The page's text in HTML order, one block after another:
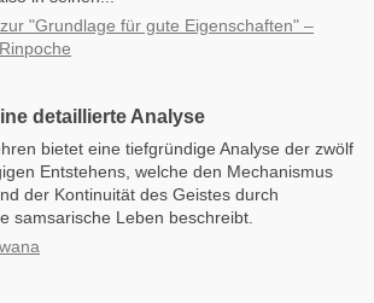
"Grundlage für gute Eigenschaften" –
detaillierte Analyse
bietet eine tiefgründige Analyse der zwölf
Entstehens, welche den Mechanismus
der Kontinuität des Geistes durch
samsarische Leben beschreibt.